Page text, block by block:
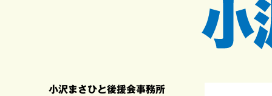
小沢まさひと後援会事務所